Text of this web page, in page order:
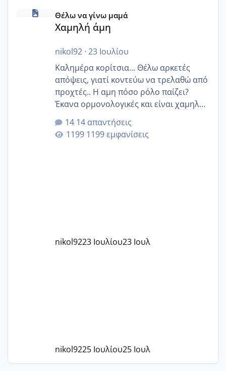
Χαμηλή άμη
Θέλω να γίνω μαμά
Χαμηλή άμη
nikol92· 23 Ιουλίου
Καλημέρα κορίτσια... Θέλω αρκετές
απόψεις, γιατί κοντεύω να τρελαθώ από
προχτές.. Η αμη πόσο ρόλο παίζει?
Έκανα ορμονολογικές και είναι χαμηλή
για την ηλικία μου.. Είχα ήδη μια
εγκυμοσύνη, που έπρεπε να τερματιστεί
στην 27η εβδομάδα και προσπαθώ 7
14 απαντήσεις
1199 εμφανίσεις
nikol9223 Ιουλίου23 Ιουλ
nikol9225 Ιουλίου25 Ιουλ